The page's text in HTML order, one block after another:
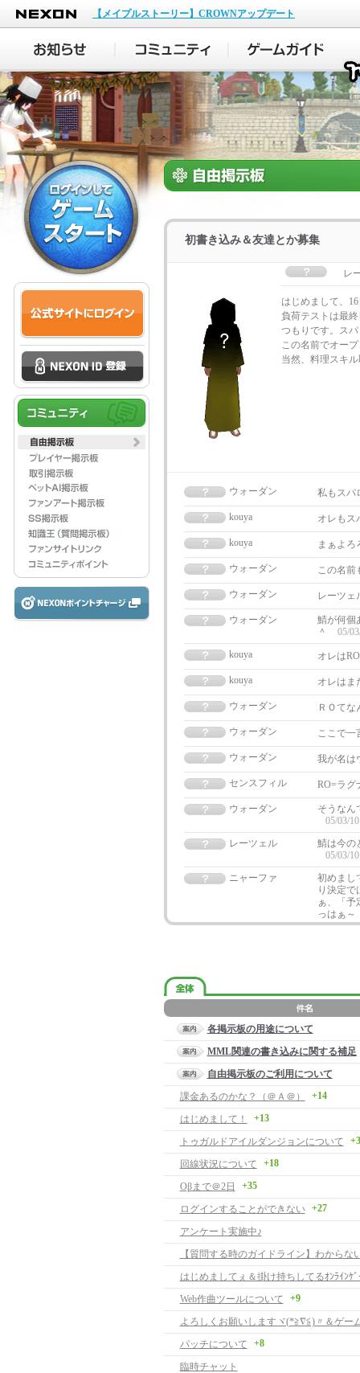
NEXON
【メイプルストーリー】CROWNアップデート
初書き込み＆友達とか募集
レ
はじめまして、
負荷テストは最
つもりです。ス
この名前でオー
当然、料理スキ
ウォーダン 私もスパ
kouya オレもス
kouya まぁよろ
ウォーダン この名前
ウォーダン レーツ
ウォーダン
鯖が何個
＾
05/
kouya
オレは
kouya オレはま
ウォーダン ＲＯて
ウォーダン ここで一
ウォーダン 我が名は
センスフィル RO=ラグ
ウォーダン
そうなん
05/03/
レーツェル
鯖は今の
05/03/
ニャーファ
初めまし
り決定で
ぁ、「予
っはぁ～
各掲示板の用途について
MML関連の書き込みに関する補足
自由掲示板のご利用について
課金あるのかな？（＠Ａ＠）
+14
はじめまして！ +13
トゥガルドアイルダンジョンについて +3
回線状況について +18
Oβまで＠2日 +35
ログインすることができない +27
アンケート実施中♪
はじめましてぇ＆掛け持ちしてるｵﾝﾗｲﾝｹﾞ
Web作曲ツールについて
+9
パッチについて +8
臨時チャット